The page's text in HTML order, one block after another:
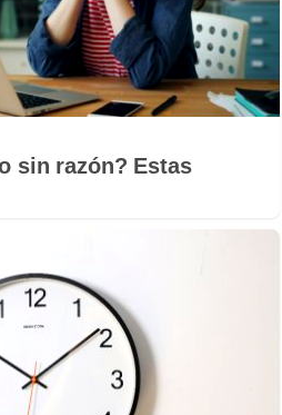
sin razón? Estas